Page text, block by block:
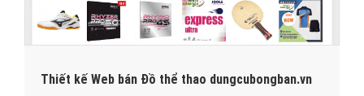
Thiết kế Web bán Đồ thể thao dungcubongban.vn